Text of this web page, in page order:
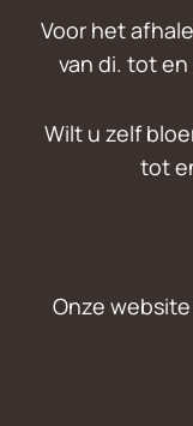
Voor het
van di. tot
Wilt u zelf
tot
Onze